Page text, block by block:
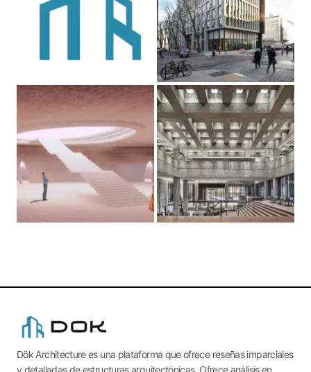
Dök Architecture es una plataforma que ofrece reseñas imparciales
y detalladas de estructuras arquitectónicas. Ofrece análisis en